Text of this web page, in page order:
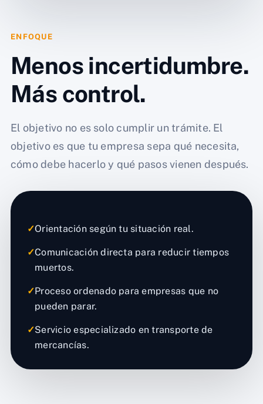
ENFOQUE
Menos incertidumbre.
Más control.
El objetivo no es solo cumplir un trámite. El
objetivo es que tu empresa sepa qué necesita,
cómo debe hacerlo y qué pasos vienen después.
✓Orientación según tu situación real.
✓Comunicación directa para reducir tiempos
muertos.
✓Proceso ordenado para empresas que no
pueden parar.
✓Servicio especializado en transporte de
mercancías.